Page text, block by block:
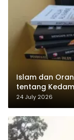
Islam dan
tentang
dalam
24 July 2026